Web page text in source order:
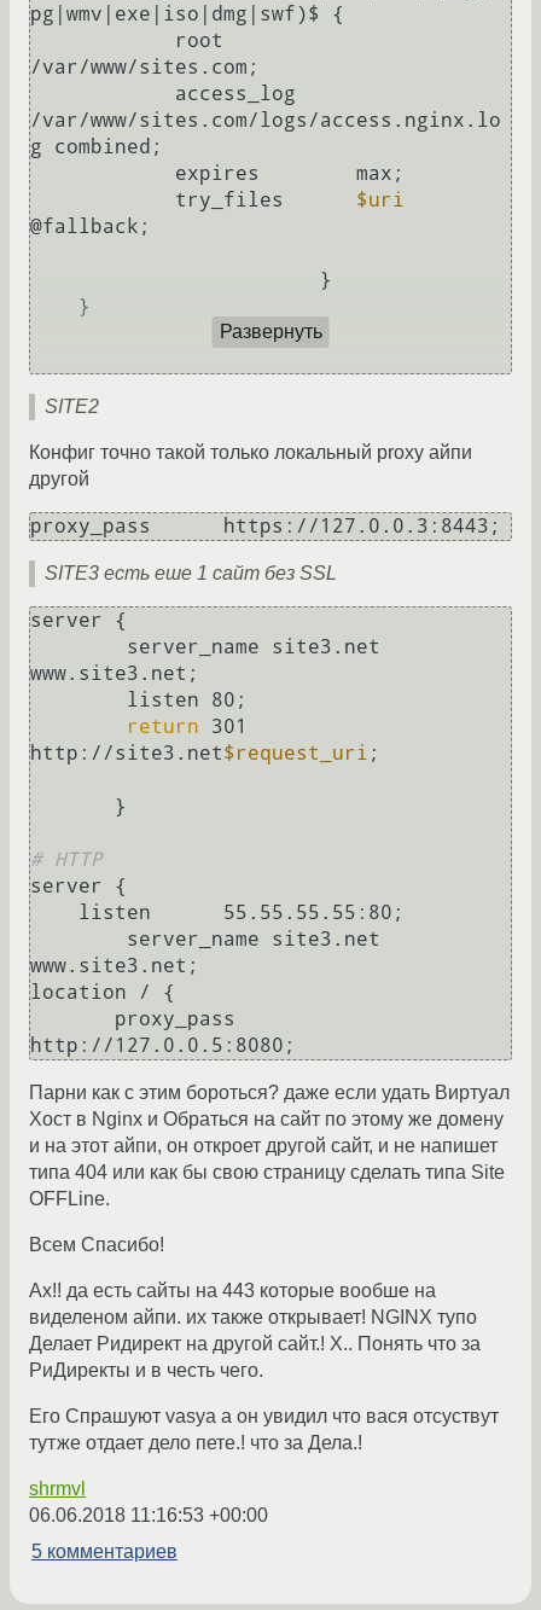
pg|wmv|exe|iso|dmg|swf)$ {
/var/www/sites.com;
/var/www/sites.com/logs/access.nginx.lo
g combined;
            try_files
$uri
@fallback;
Развернуть
SITE2
Конфиг точно такой только локальный proxy айпи
другой
proxy_pass      https://127.0.0.3:8443;
SITE3 есть еше 1 сайт без SSL
server {
www.site3.net;
return 301
http://site3.net$request_uri ;
# HTTP
server {
www.site3.net;
location / {
Парни как с этим бороться? даже если удать Виртуал
Хост в Nginx и Обраться на сайт по этому же домену
и на этот айпи, он откроет другой сайт, и не напишет
типа 404 или как бы свою страницу сделать типа Site
OFFLine.
Всем Спасибо!
Ах!! да есть сайты на 443 которые вообше на
виделеном айпи. их также открывает! NGINX тупо
Делает Ридирект на другой сайт.! Х.. Понять что за
РиДиректы и в честь чего.
Его Спрашуют vasya а он увидил что вася отсуствут
тутже отдает дело пете.! что за Дела.!
shrmvl
06.06.2018 11:16:53 +00:00
5 комментариев